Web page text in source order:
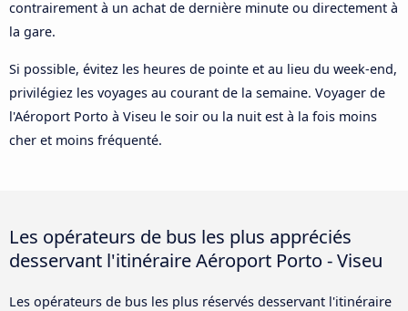
contrairement à un achat de dernière minute ou directement à
la gare.
Si possible, évitez les heures de pointe et au lieu du week-end,
privilégiez les voyages au courant de la semaine. Voyager de
l'Aéroport Porto à Viseu le soir ou la nuit est à la fois moins
cher et moins fréquenté.
Les opérateurs de bus les plus appréciés
desservant l'itinéraire Aéroport Porto - Viseu
Les opérateurs de bus les plus réservés desservant l'itinéraire